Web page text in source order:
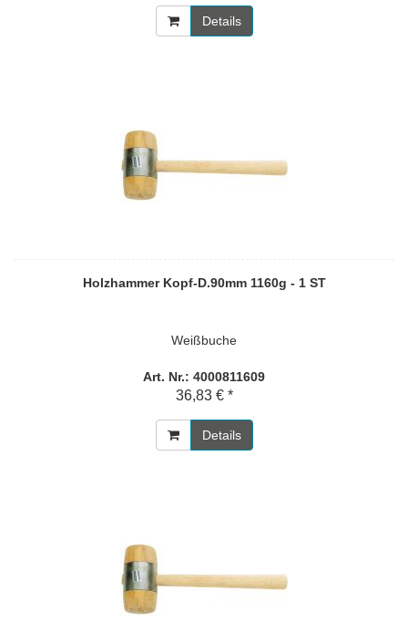
Details
Holzhammer Kopf-D.90mm 1160g - 1 ST
Weißbuche
Art. Nr.: 4000811609
36,83 € *
Details